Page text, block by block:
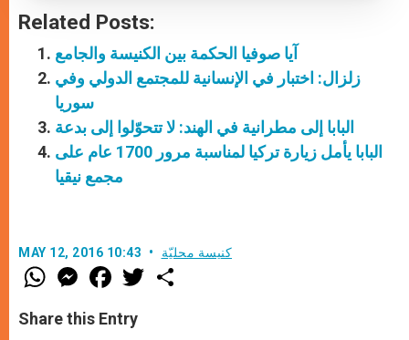
Related Posts:
آيا صوفيا الحكمة بين الكنيسة والجامع
زلزال: اختبار في الإنسانية للمجتمع الدولي وفي
سوريا
البابا إلى مطرانية في الهند: لا تتحوّلوا إلى بدعة
البابا يأمل زيارة تركيا لمناسبة مرور 1700 عام على
مجمع نيقيا
MAY 12, 2016 10:43 كنيسة محليّة
W
h
t
s
M
e
s
e
F
a
e
b
w
Share this Entry